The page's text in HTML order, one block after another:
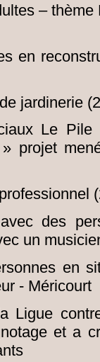
– thème
en
jardinerie
Le
projet
des
un
en
- Méricourt
Ligue
et a